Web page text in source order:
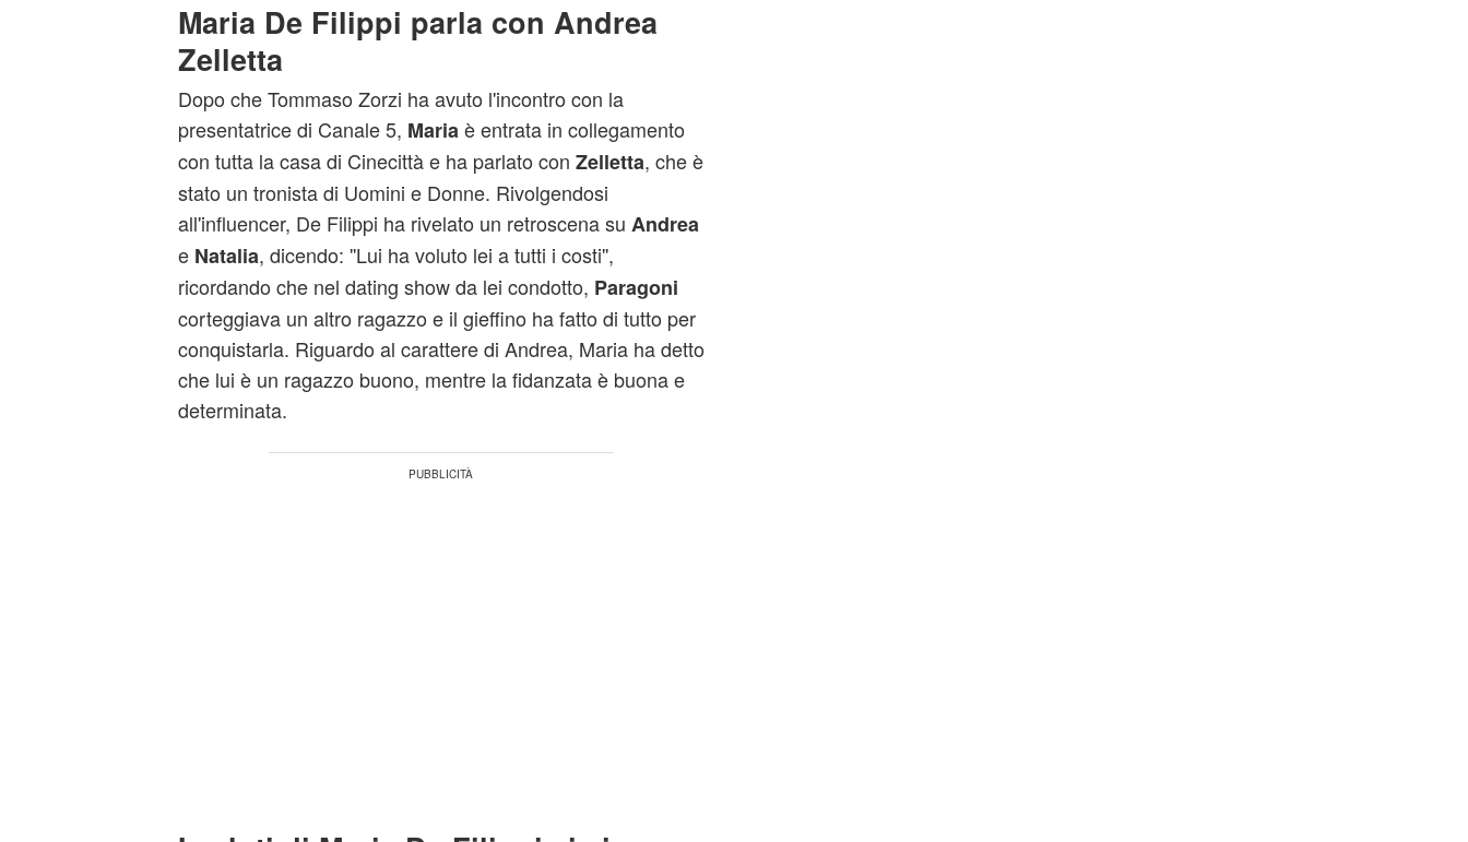
Maria De Filippi parla con Andrea
Zelletta
Dopo che Tommaso Zorzi ha avuto l'incontro con la
presentatrice di Canale 5, Maria è entrata in collegamento
con tutta la casa di Cinecittà e ha parlato con Zelletta, che è
stato un tronista di Uomini e Donne. Rivolgendosi
all'influencer, De Filippi ha rivelato un retroscena su Andrea
e Natalia, dicendo: ''Lui ha voluto lei a tutti i costi'',
ricordando che nel dating show da lei condotto, Paragoni
corteggiava un altro ragazzo e il gieffino ha fatto di tutto per
conquistarla. Riguardo al carattere di Andrea, Maria ha detto
che lui è un ragazzo buono, mentre la fidanzata è buona e
determinata.